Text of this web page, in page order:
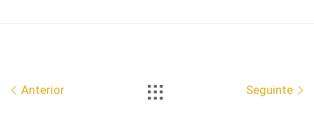
Anterior Seguinte